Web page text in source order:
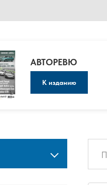
АВТОРЕВЮ
К изданию